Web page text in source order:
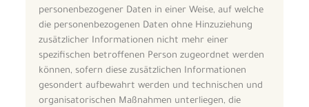
personenbezogener Daten in einer Weise, auf welche
die personenbezogenen Daten ohne Hinzuziehung
zusätzlicher Informationen nicht mehr einer
spezifischen betroffenen Person zugeordnet werden
können, sofern diese zusätzlichen Informationen
gesondert aufbewahrt werden und technischen und
organisatorischen Maßnahmen unterliegen, die